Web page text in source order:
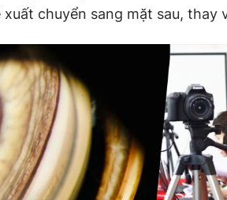
xuất chuyển sang mặt sau, thay